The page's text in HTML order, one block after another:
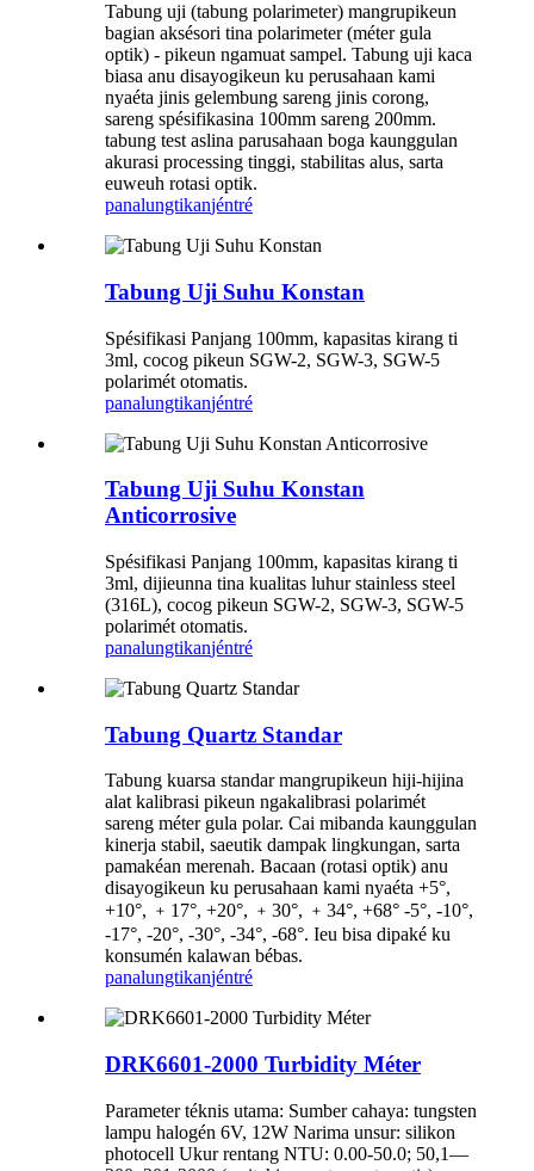
Tabung uji (tabung polarimeter) mangrupikeun
bagian aksésori tina polarimeter (méter gula
optik) - pikeun ngamuat sampel. Tabung uji kaca
biasa anu disayogikeun ku perusahaan kami
nyaéta jinis gelembung sareng jinis corong,
sareng spésifikasina 100mm sareng 200mm.
tabung test aslina parusahaan boga kaunggulan
akurasi processing tinggi, stabilitas alus, sarta
euweuh rotasi optik.
panalungtikanjéntré
Tabung Uji Suhu Konstan
Spésifikasi Panjang 100mm, kapasitas kirang ti
3ml, cocog pikeun SGW-2, SGW-3, SGW-5
polarimét otomatis.
panalungtikanjéntré
Tabung Uji Suhu Konstan
Anticorrosive
Spésifikasi Panjang 100mm, kapasitas kirang ti
3ml, dijieunna tina kualitas luhur stainless steel
(316L), cocog pikeun SGW-2, SGW-3, SGW-5
polarimét otomatis.
panalungtikanjéntré
Tabung Quartz Standar
Tabung kuarsa standar mangrupikeun hiji-hijina
alat kalibrasi pikeun ngakalibrasi polarimét
sareng méter gula polar. Cai mibanda kaunggulan
kinerja stabil, saeutik dampak lingkungan, sarta
pamakéan merenah. Bacaan (rotasi optik) anu
disayogikeun ku perusahaan kami nyaéta +5°,
+10°, ﹢17°, +20°, ﹢30°, ﹢34°, +68° -5°, -10°,
-17°, -20°, -30°, -34°, -68°. Ieu bisa dipaké ku
konsumén kalawan bébas.
panalungtikanjéntré
DRK6601-2000 Turbidity Méter
Parameter téknis utama: Sumber cahaya: tungsten
lampu halogén 6V, 12W Narima unsur: silikon
photocell Ukur rentang NTU: 0.00-50.0; 50,1—